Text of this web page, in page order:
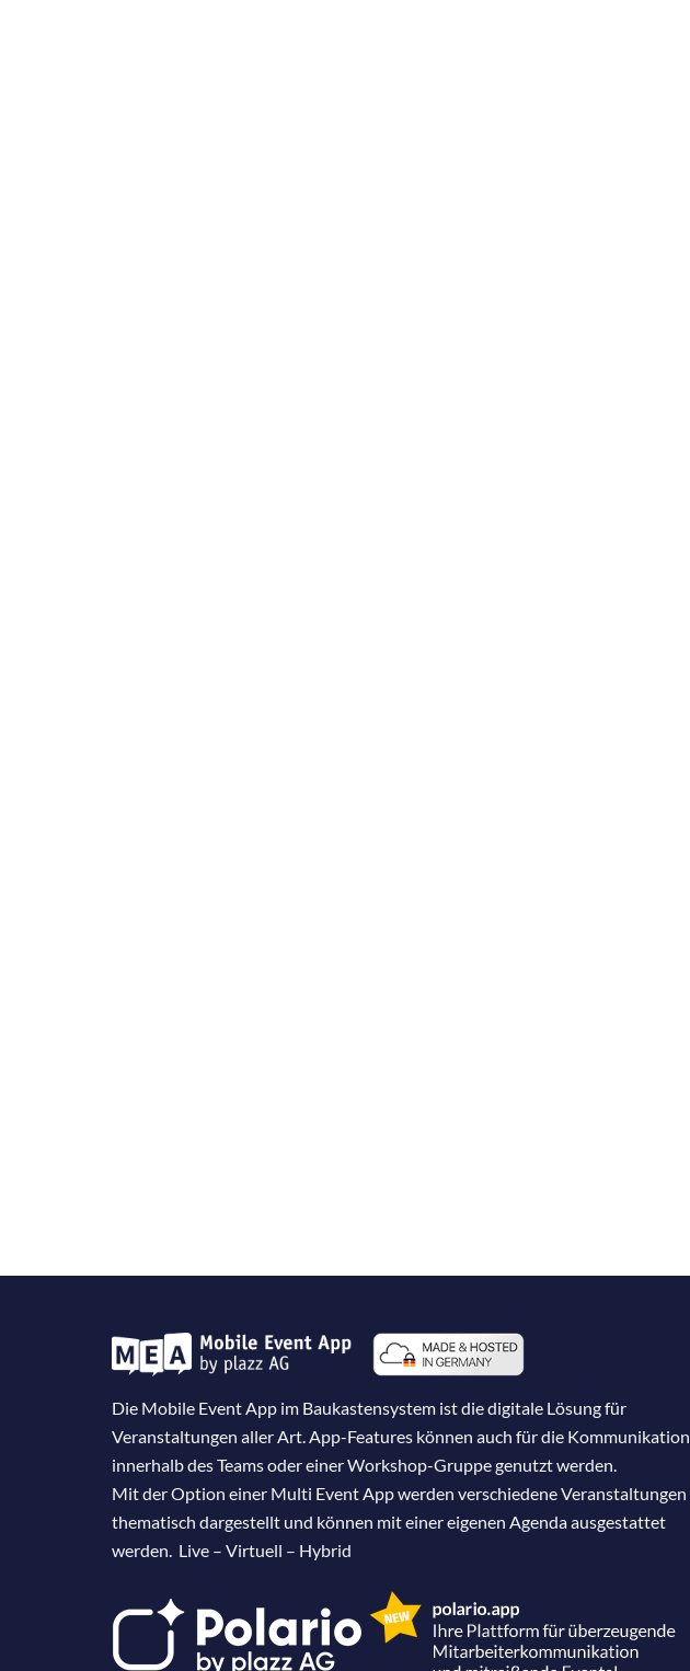
Die Mobile Event App im Baukastensystem ist die digitale Lösung für
Veranstaltungen aller Art. App-Features können auch für die Kommunikation
innerhalb des Teams oder einer Workshop-Gruppe genutzt werden.
Mit der Option einer Multi Event App werden verschiedene Veranstaltungen
thematisch dargestellt und können mit einer eigenen Agenda ausgestattet
werden. Live – Virtuell – Hybrid